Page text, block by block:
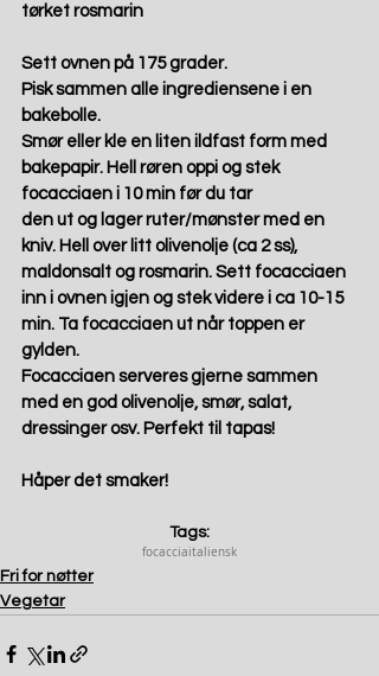
tørket rosmarin
Sett ovnen på 175 grader.
Pisk sammen alle ingrediensene i en
bakebolle.
Smør eller kle en liten ildfast form med
bakepapir. Hell røren oppi og stek
focacciaen i 10 min før du tar
den ut og lager ruter/mønster med en
kniv. Hell over litt olivenolje (ca 2 ss),
maldonsalt og rosmarin. Sett focacciaen
inn i ovnen igjen og stek videre i ca 10-15
min. Ta focacciaen ut når toppen er
gylden.
Focacciaen serveres gjerne sammen
med en god olivenolje, smør, salat,
dressinger osv. Perfekt til tapas!
Håper det smaker!
Tags:
focacciaitaliensk
Fri for nøtter
Vegetar